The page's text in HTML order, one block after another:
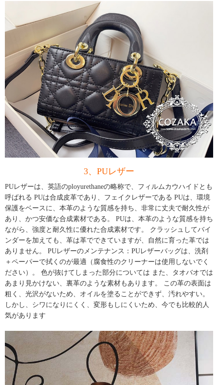
3、PUレザー
PUレザーは、英語のployurethaneの略称で、フィルムカウハイドとも
呼ばれる PUは合成皮革であり、フェイクレザーである PUは、環境
保護をベースに、本革のような質感を持ち、非常に丈夫で耐久性が
あり、かつ安価な合成素材である。 PUは、本革のような質感を持ち
ながら、強度と耐久性に優れた合成素材です。 クラッシュしてバイ
ンダーを加えても、革は革でできていますが、自然に育った革では
ありません。 PUレザーのメンテナンス： PUレザーバッグは、洗剤
＋ペーパーで拭くのが最適（腐食性のクリーナーは使用しないでく
ださい）。 色が抜けてしまった部分については また、タオバオでは
あまり見かけない、裏革のような素材もあります。 この革の表面は
粗く、光沢がないため、オイルを塗ることができず、汚れやすい。
しかし、シワになりにくく、変形もしにくいため、今でも比較的人
気があります